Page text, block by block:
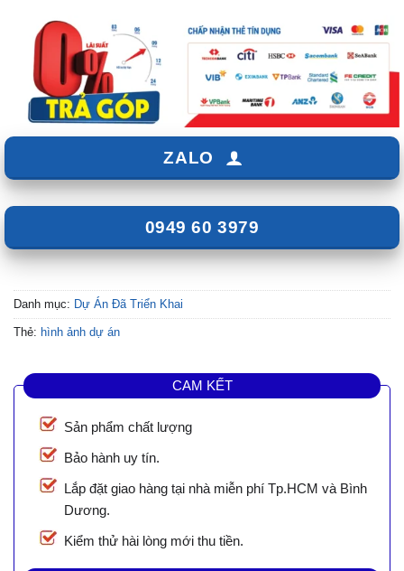
ZALO
0949 60 3979
Danh mục: Dự Án Đã Triển Khai
Thẻ: hình ảnh dự án
CAM KẾT
Sản phẩm chất lượng
Bảo hành uy tín.
Lắp đặt giao hàng tại nhà miễn phí Tp.HCM và Bình
Dương.
Kiểm thử hài lòng mới thu tiền.